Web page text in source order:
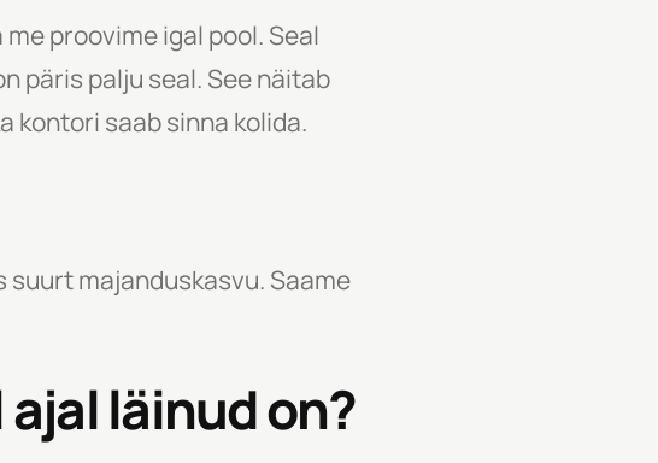
proovime igal pool. Seal
päris palju seal. See näitab
kontori saab sinna kolida.
suurt majanduskasvu. Saame
ajal läinud on?